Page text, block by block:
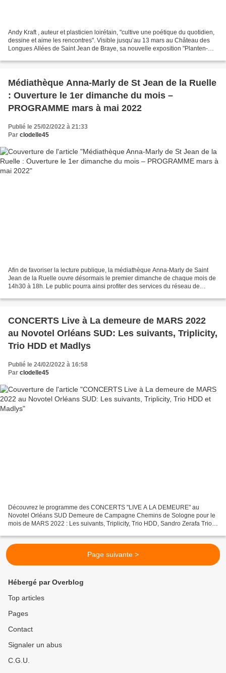
Andy Kraft , auteur et plasticien loirétain, "cultive une poétique du quotidien,
dessine et aime les rencontres". Visible jusqu’au 13 mars au Château des
Longues Allées de Saint Jean de Braye, sa nouvelle exposition "Planten-
Médiathèque Anna-Marly de St Jean de la Ruelle
: Ouverture le 1er dimanche du mois –
PROGRAMME mars à mai 2022
Publié le 25/02/2022 à 21:33
Par clodelle45
Afin de favoriser la lecture publique, la médiathèque Anna-Marly de Saint
Jean de la Ruelle ouvre désormais le premier dimanche de chaque mois de
14h30 à 18h. Le public pourra ainsi profiter des services du réseau de
CONCERTS Live à La demeure de MARS 2022
au Novotel Orléans SUD: Les suivants, Triplicity,
Trio HDD et Madlys
Publié le 24/02/2022 à 16:58
Par clodelle45
Découvrez le programme des CONCERTS "LIVE A LA DEMEURE" au
Novotel Orléans SUD Demeure de Campagne Chemins de Sologne pour le
mois de MARS 2022 : Les suivants, Triplicity, Trio HDD, Sandro Zerafa Trio
Page suivante >
Hébergé par Overblog
Top articles
Pages
Contact
Signaler un abus
C.G.U.